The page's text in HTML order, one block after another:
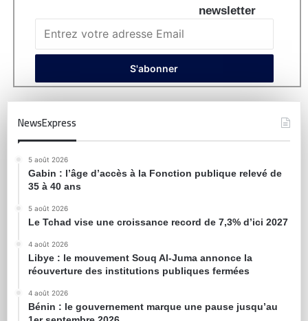
newsletter
NewsExpress
5 août 2026
Gabin : l’âge d’accès à la Fonction publique relevé de
35 à 40 ans
5 août 2026
Le Tchad vise une croissance record de 7,3% d’ici 2027
4 août 2026
Libye : le mouvement Souq Al-Juma annonce la
réouverture des institutions publiques fermées
4 août 2026
Bénin : le gouvernement marque une pause jusqu’au